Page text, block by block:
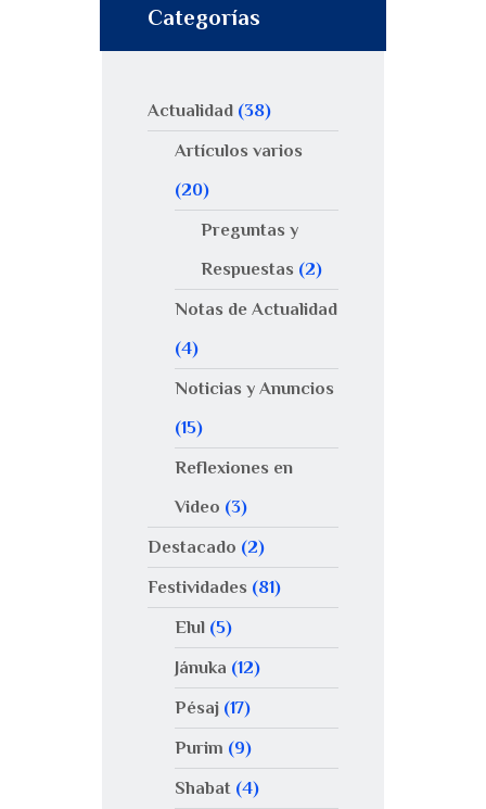
Categorías
Actualidad (38)
Artículos varios
(20)
Preguntas y
Respuestas (2)
Notas de Actualidad
(4)
Noticias y Anuncios
(15)
Reflexiones en
Video (3)
Destacado (2)
Festividades (81)
Elul(5)
Jánuka (12)
Pésaj(17)
Purim (9)
Shabat(4)